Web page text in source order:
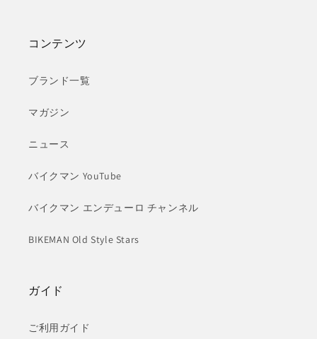
コンテンツ
ブランド一覧
マガジン
ニュース
バイクマン YouTube
バイクマン エンデューロ チャンネル
BIKEMAN Old Style Stars
ガイド
ご利用ガイド